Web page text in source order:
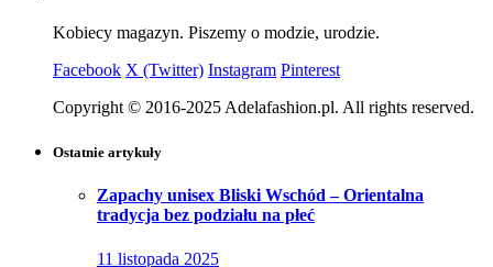
Kobiecy magazyn. Piszemy o modzie, urodzie.
Facebook X (Twitter) Instagram Pinterest
Copyright © 2016-2025 Adelafashion.pl. All rights reserved.
Ostatnie artykuły
Zapachy unisex Bliski Wschód – Orientalna
tradycja bez podziału na płeć
11 listopada 2025